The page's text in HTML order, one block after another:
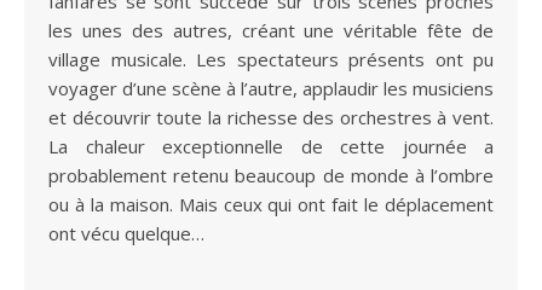
les unes des autres, créant une véritable fête de
village musicale. Les spectateurs présents ont pu
voyager d’une scène à l’autre, applaudir les musiciens
et découvrir toute la richesse des orchestres à vent.
La chaleur exceptionnelle de cette journée a
probablement retenu beaucoup de monde à l’ombre
ou à la maison. Mais ceux qui ont fait le déplacement
ont vécu quelque…